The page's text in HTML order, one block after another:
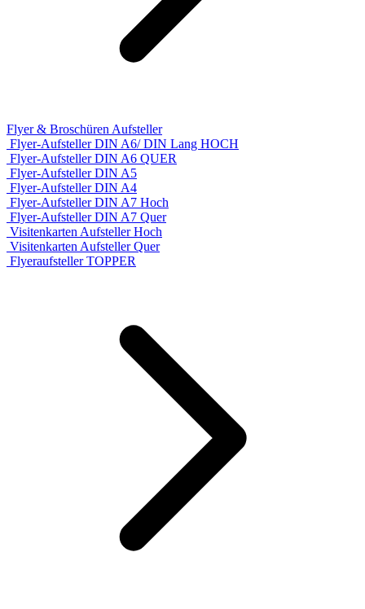
Flyer & Broschüren Aufsteller
Flyer-Aufsteller DIN A6/ DIN Lang HOCH
Flyer-Aufsteller DIN A6 QUER
Flyer-Aufsteller DIN A5
Flyer-Aufsteller DIN A4
Flyer-Aufsteller DIN A7 Hoch
Flyer-Aufsteller DIN A7 Quer
Visitenkarten Aufsteller Hoch
Visitenkarten Aufsteller Quer
Flyeraufsteller TOPPER